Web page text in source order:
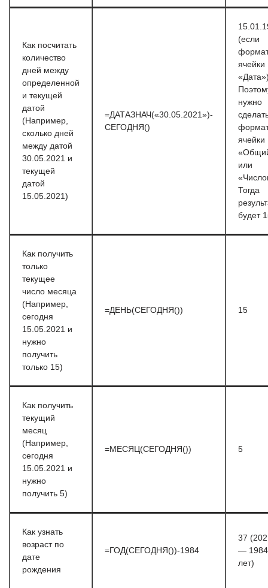
Как посчитать
количество
дней между
определенной
и текущей
датой
(Например,
сколько дней
между датой
30.05.2021 и
текущей
датой
15.05.2021)
=ДАТАЗНАЧ(«30.05.2021»)-
СЕГОДНЯ()
(если
ячейки
нужно
ячейки
или
Тогда
будет
Как получить
только
текущее
число месяца
(Например,
сегодня
15.05.2021 и
нужно
получить
только 15)
=ДЕНЬ(СЕГОДНЯ()) 15
Как получить
текущий
месяц
(Например,
сегодня
15.05.2021 и
нужно
получить 5)
=МЕСЯЦ(СЕГОДНЯ()) 5
Как узнать
возраст по
дате
рождения
=ГОД(СЕГОДНЯ())-1984
37
—
лет)